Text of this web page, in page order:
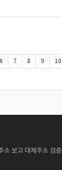
6 7 8 9 10
대체주소 검증 다시 해봤네요